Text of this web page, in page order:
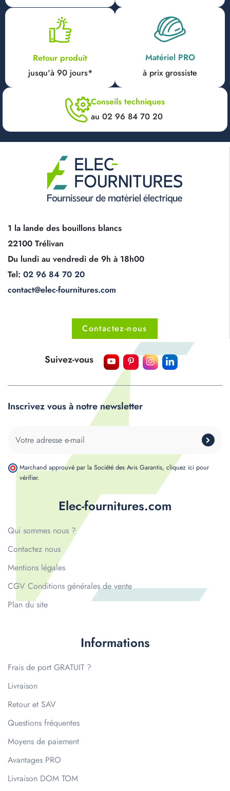
Retour produit
jusqu'à 90 jours*
Matériel PRO
à prix grossiste
Conseils techniques
au 02 96 84 70 20
1 la lande des bouillons blancs
22100 Trélivan
Du lundi au vendredi de 9h à 18h00
Tel: 02 96 84 70 20
contact@elec-fournitures.com
Contactez-nous
Elec-fournitures.com
Qui sommes nous ?
Contactez nous
Mentions légales
CGV Conditions générales de vente
Plan du site
Informations
Frais de port GRATUIT ?
Livraison
Retour et SAV
Questions fréquentes
Moyens de paiement
Avantages PRO
Livraison DOM TOM
Suivez-vous
Inscrivez vous à notre newsletter
Marchand approuvé par la Société des Avis Garantis, cliquez ici pour
vérifier.